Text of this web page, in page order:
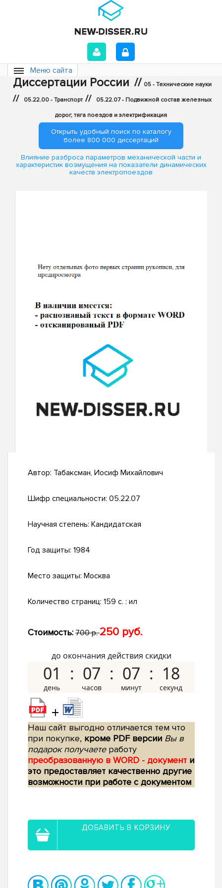
Меню сайта
Диссертации России // 05 - Технические науки
// 05.22.00 - Транспорт // 05.22.07 - Подвижной состав железных
дорог, тяга поездов и электрификация
Открыть удобный поиск по каталогу
более 800 000 диссертаций
Влияние разброса параметров механической части и
характеристик возмущения на показатели динамических
качеств электропоездов
Автор: Табаксман, Иосиф Михайлович
Шифр специальности: 05.22.07
Научная степень: Кандидатская
Год защиты: 1984
Место защиты: Москва
Количество страниц: 159 c. : ил
Стоимость: 700 р.250 руб.
до окончания действия скидки
01 07 07 17
+
Наш сайт выгодно отличается тем что
при покупке, кроме PDF версии Вы в
подарок получаетеработу
преобразованную в WORD - документ и
это предоставляет качественно другие
возможности при работе с документом
ДОБАВИТЬ В КОРЗИНУ